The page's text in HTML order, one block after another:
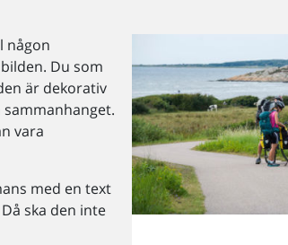
någon
Du som
är dekorativ
vara
med en text
ska den inte